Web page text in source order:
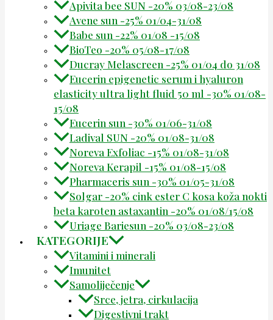
Apivita bee SUN -20% 03/08-23/08
Avene sun -25% 01/04-31/08
Babe sun -22% 01/08 -15/08
BioTeo -20% 05/08-17/08
Ducray Melascreen -25% 01/04 do 31/08
Eucerin epigenetic serum i hyaluron
elasticity ultra light fluid 50 ml -30% 01/08-
15/08
Eucerin sun -30% 01/06-31/08
Ladival SUN -20% 01/08-31/08
Noreva Exfoliac -15% 01/08-31/08
Noreva Kerapil -15% 01/08-15/08
Pharmaceris sun -30% 01/05-31/08
Solgar -20% cink ester C kosa koža nokti
beta karoten astaxantin -20% 01/08/15/08
Uriage Bariesun -20% 03/08-23/08
KATEGORIJE
Vitamini i minerali
Imunitet
Samoliječenje
Srce, jetra, cirkulacija
Digestivni trakt